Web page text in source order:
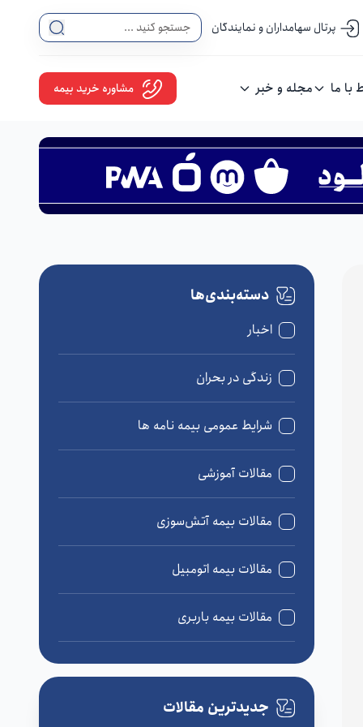
پرتال سهامداران و نمایندگان
با ما مجله و خبر مشاوره خرید بیمه
دسته‌بندی‌ها
اخبار
زندگی در بحران
شرایط عمومی بیمه نامه ها
مقالات آموزشی
مقالات بیمه آتش‌سوزی
مقالات بیمه اتومبیل
مقالات بیمه باربری
مقالات بیمه درمان
مقالات بیمه زندگی
جدیدترین مقالات